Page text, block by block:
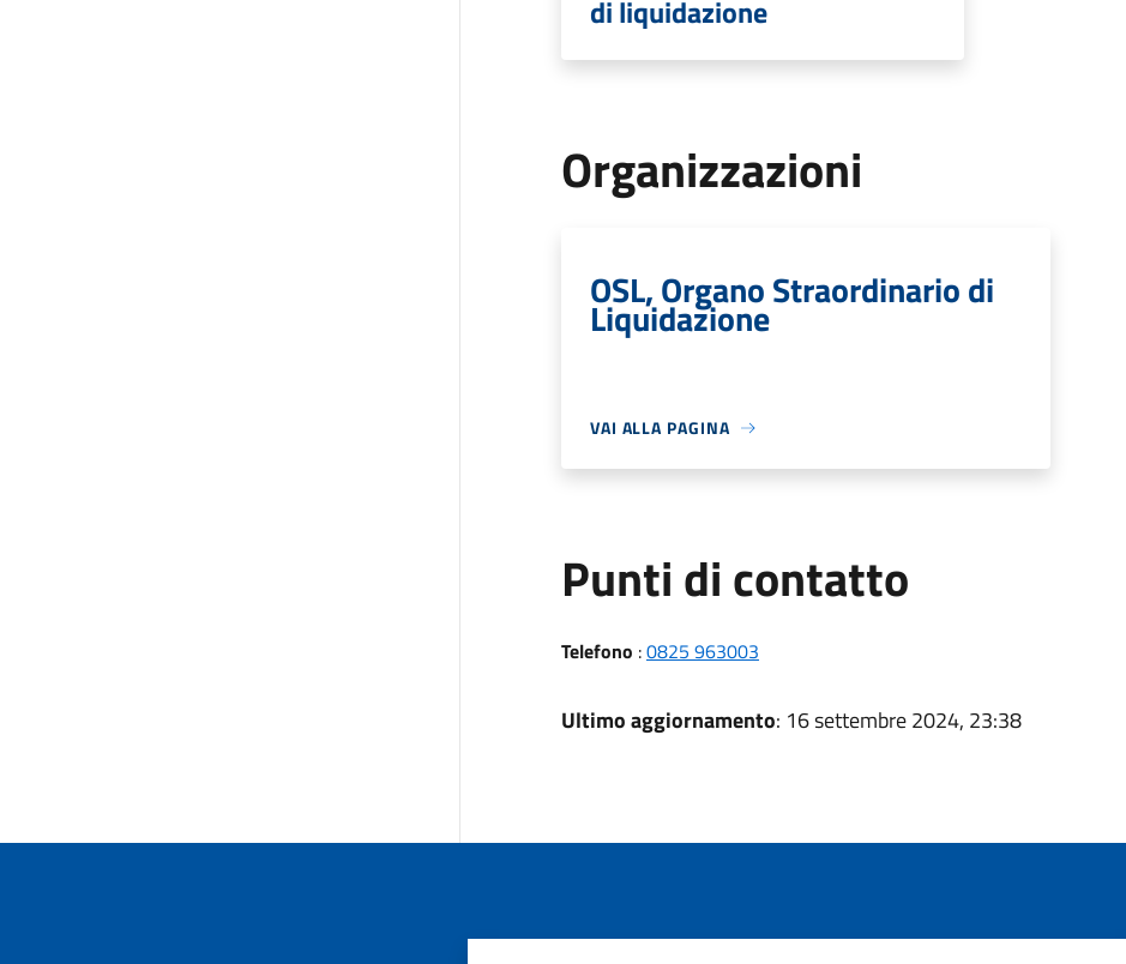
di liquidazione
Organizzazioni
OSL, Organo Straordinario di
Liquidazione
VAI ALLA PAGINA
Punti di contatto
Telefono :0825 963003
Ultimo aggiornamento: 16 settembre 2024, 23:38